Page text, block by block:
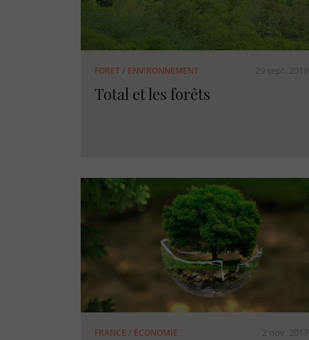
FORET/ ENVIRONNEMENT 29 sept. 2019
Total et les forêts
FRANCE / ÉCONOMIE 2 nov. 2017